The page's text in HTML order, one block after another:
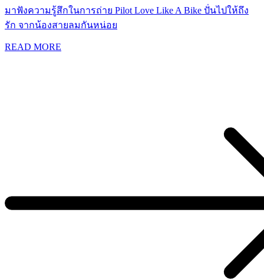
มาฟังความรู้สึกในการถ่าย Pilot Love Like A Bike ปั่นไปให้ถึง
รัก จากน้องสายลมกันหน่อย
READ MORE